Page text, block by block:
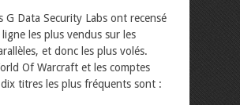
G Data Security Labs ont recensé
ligne les plus vendus sur les
et donc les plus volés.
Of Warcraft et les comptes
titres les plus fréquents sont :